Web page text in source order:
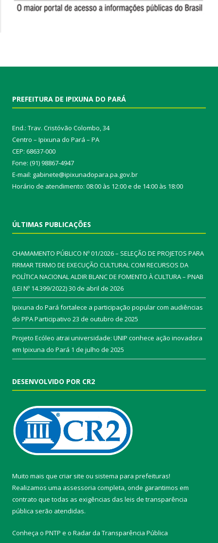
PREFEITURA DE IPIXUNA DO PARÁ
End.: Trav. Cristóvão Colombo, 34
Centro – Ipixuna do Pará – PA
CEP: 68637-000
Fone: (91) 98867-4947
E-mail: gabinete@ipixunadopara.pa.gov.br
Horário de atendimento: 08:00 às 12:00 e de 14:00 às 18:00
ÚLTIMAS PUBLICAÇÕES
CHAMAMENTO PÚBLICO Nº 01/2026 – SELEÇÃO DE PROJETOS PARA
FIRMAR TERMO DE EXECUÇÃO CULTURAL COM RECURSOS DA
POLÍTICA NACIONAL ALDIR BLANC DE FOMENTO À CULTURA – PNAB
(LEI Nº 14.399/2022)30 de abril de 2026
Ipixuna do Pará fortalece a participação popular com audiências
do PPA Participativo 23 de outubro de 2025
Projeto Ecóleo atrai universidade: UNIP conhece ação inovadora
em Ipixuna do Pará 1 de julho de 2025
DESENVOLVIDO POR CR2
Muito mais que criar site ou sistema para prefeituras!
Realizamos uma assessoria completa, onde garantimos em
contrato que todas as exigências das leis de transparência
pública serão atendidas.
Conheça o PNTP e o Radar da Transparência Pública